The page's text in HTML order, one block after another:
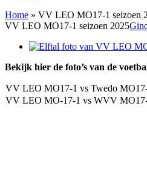
Home » VV LEO MO17-1 seizoen
VV LEO MO17-1 seizoen 2025
Bekijk hier de foto’s van de
VV LEO MO17-1 vs Twedo
VV LEO MO-17-1 vs WVV